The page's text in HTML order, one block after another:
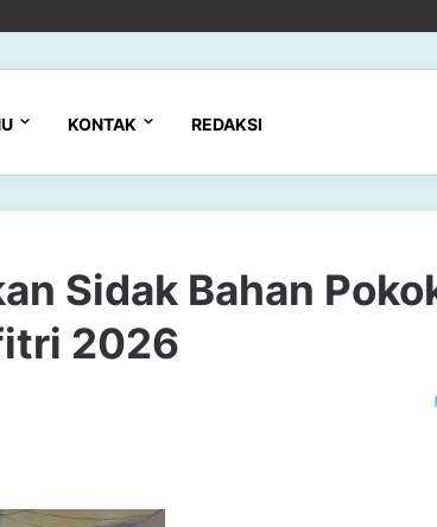
KONTAK REDAKSI
Sidak Bahan
2026